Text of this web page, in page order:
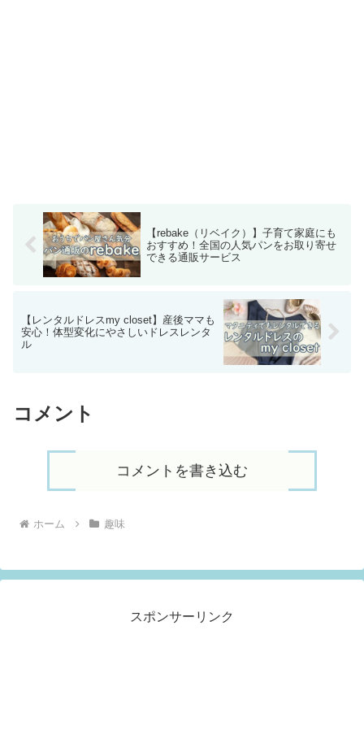
【rebake（リベイク）】子育て家庭にも
おすすめ！全国の人気パンをお取り寄せ
できる通販サービス
【レンタルドレスmy closet】産後ママも
安心！体型変化にやさしいドレスレンタ
ル
コメント
コメントを書き込む
ホーム 趣味
スポンサーリンク